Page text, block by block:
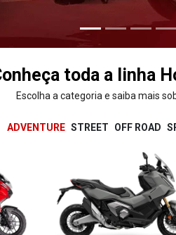
toda a linha
Escolha a categoria e saiba mais
ADVENTURE STREET OFF ROAD